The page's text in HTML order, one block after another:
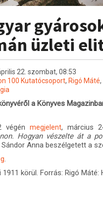
üzleti
22. szombat, 08:53
100 Kutatócsoport, Rigó Máté,
a Könyves
végén megjelent, március
Hogyan vészelte át a
Anna beszélgetett a
.
körül. Forrás: Rigó Máté: